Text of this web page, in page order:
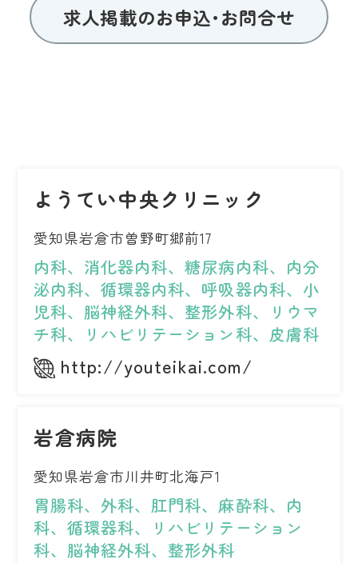
求人掲載のお申込･お問合せ
ようてい中央クリニック
愛知県岩倉市曽野町郷前17
内科、消化器内科、糖尿病内科、内分
泌内科、循環器内科、呼吸器内科、小
児科、脳神経外科、整形外科、リウマ
チ科、リハビリテーション科、皮膚科
http://youteikai.com/
岩倉病院
愛知県岩倉市川井町北海戸1
胃腸科、外科、肛門科、麻酔科、内
科、循環器科、リハビリテーション
科、脳神経外科、整形外科